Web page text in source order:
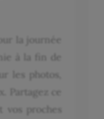
la journée
à la fin de
les photos,
Partagez ce
proches